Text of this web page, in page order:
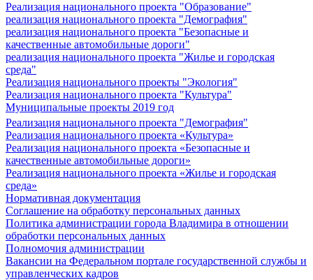
Реализация национального проекта "Образование"
реализация национального проекта "Демография"
реализация национального проекта "Безопасные и
качественные автомобильные дороги"
реализация национального проекта "Жилье и городская
среда"
Реализация национального проекты "Экология"
Реализация национального проекта "Культура"
Муниципальные проекты 2019 год
Реализация национального проекта "Демография"
Реализация национального проекта «Культура»
Реализация национального проекта «Безопасные и
качественные автомобильные дороги»
Реализация национального проекта «Жилье и городская
среда»
Нормативная документация
Соглашение на обработку персональных данных
Политика администрации города Владимира в отношении
обработки персональных данных
Полномочия администрации
Вакансии на Федеральном портале государственной службы и
управленческих кадров